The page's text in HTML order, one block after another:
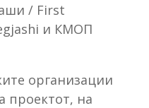
/ First
и КМОП
организации
проектот, на